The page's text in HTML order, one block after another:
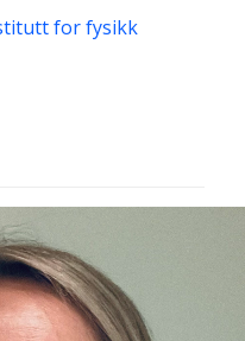
for fysikk